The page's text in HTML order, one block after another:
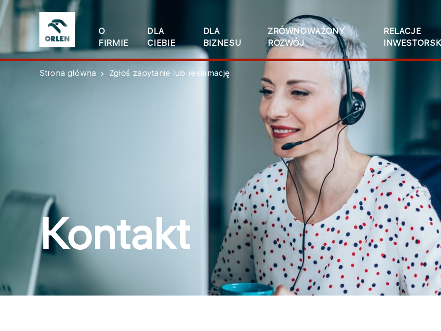
O
FIRMIE
DLA
CIEBIE
DLA
BIZNESU
ZRÓWNOWAŻONY
ROZWÓJ
RELACJE
Strona główna Zgłoś zapytanie lub reklamację
Kontakt